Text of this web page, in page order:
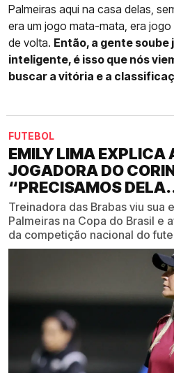
Palmeiras aqui na casa delas,
era um jogo mata-mata, era
de volta. Então, a gente soube
inteligente, é isso que nós
buscar a vitória e a
FUTEBOL
EMILY LIMA EXPLICA
JOGADORA DO
“PRECISAMOS
Treinadora das Brabas viu sua
Palmeiras na Copa do Brasil e
da competição nacional do